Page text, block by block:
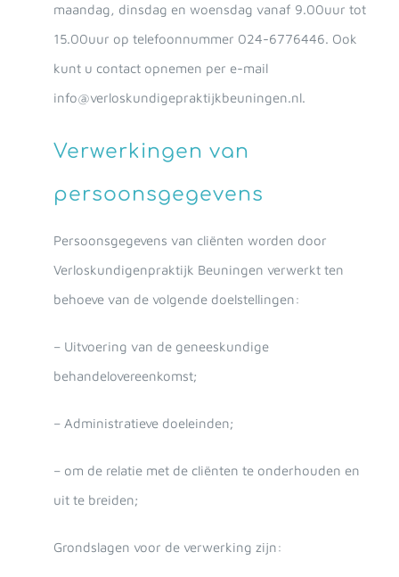
maandag, dinsdag en woensdag vanaf 9.00uur tot
15.00uur op telefoonnummer 024-6776446. Ook
kunt u contact opnemen per e-mail
info@verloskundigepraktijkbeuningen.nl.
Verwerkingen van
persoonsgegevens
Persoonsgegevens van cliënten worden door
Verloskundigenpraktijk Beuningen verwerkt ten
behoeve van de volgende doelstellingen:
– Uitvoering van de geneeskundige
behandelovereenkomst;
– Administratieve doeleinden;
– om de relatie met de cliënten te onderhouden en
uit te breiden;
Grondslagen voor de verwerking zijn: